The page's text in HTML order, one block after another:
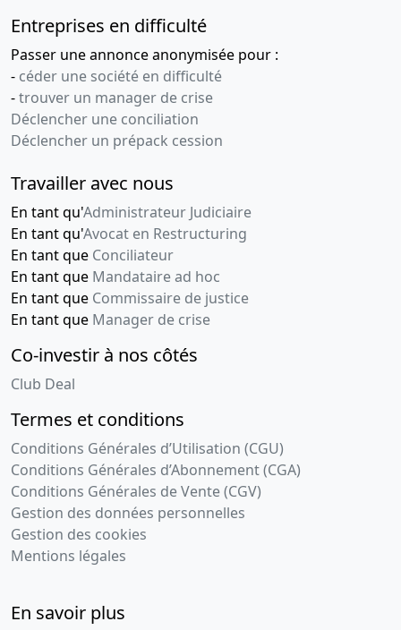
Entreprises en difficulté
Passer une annonce anonymisée pour :
- céder une société en difficulté
-trouver un manager de crise
Déclencher une conciliation
Déclencher un prépack cession
Travailler avec nous
En tant qu'Administrateur Judiciaire
En tant qu'Avocat en Restructuring
En tant que Conciliateur
En tant que Mandataire ad hoc
En tant que Commissaire de justice
En tant que Manager de crise
Co-investir à nos côtés
Club Deal
Termes et conditions
Conditions Générales d’Utilisation (CGU)
Conditions Générales d’Abonnement (CGA)
Conditions Générales de Vente (CGV)
Gestion des données personnelles
Gestion des cookies
Mentions légales
En savoir plus